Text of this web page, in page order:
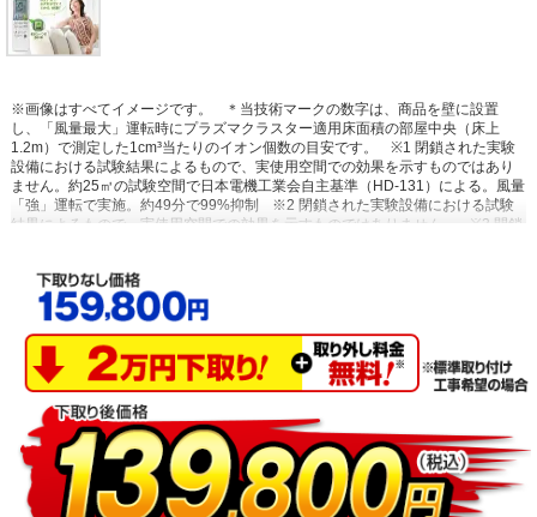
※画像はすべてイメージです。
＊当技術マークの数字は、商品を壁に設置
し、「風量最大」運転時にプラズマクラスター適用床面積の部屋中央（床上
1.2m）で測定した1cm³当たりのイオン個数の目安です。
※1 閉鎖された実験
設備における試験結果によるもので、実使用空間での効果を示すものではあり
ません。約25㎥の試験空間で日本電機工業会自主基準（HD-131）による。風量
「強」運転で実施。約49分で99%抑制
※2 閉鎖された実験設備における試験
結果によるもので、実使用空間での効果を示すものではありません。
※3 閉鎖
アコンでの試験結果ではありません。
果によるもので、実使用空間での効果を示すものではありません。試験方法：
タバコのニオイ成分を染み込ませた試験片で消臭効果を6段階臭気強度表示法に
て評価。結果：約55分で気にならないレベルまで消臭。
※5 14畳フローリン
グ試験室で同一体感温度となる設定において運転開始から1時間後の積算電力量
を比較。外気温35℃、季節夏、日射なし、エコ自動運転（503Wh）と通常冷房
運転・設定温度26℃（820Wh）の比較。